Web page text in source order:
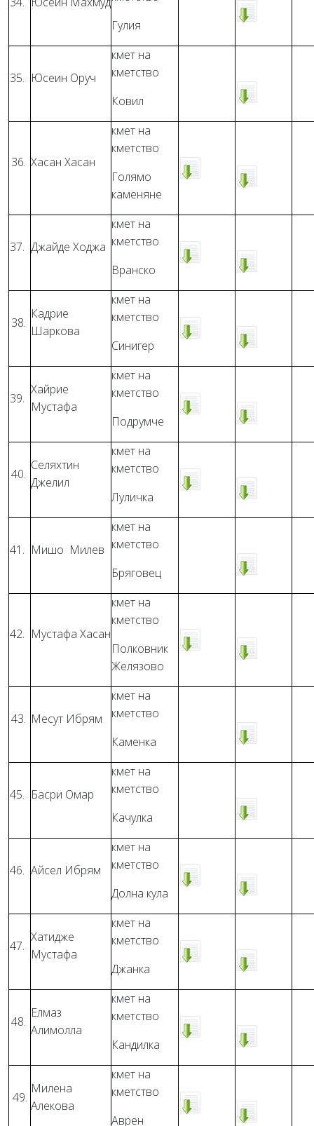
Гулия
35. Юсеин Оруч
кмет на
кметство
Ковил
36. Хасан Хасан
кмет на
кметство
Голямо
каменяне
37. Джайде Ходжа
кмет на
кметство
Вранско
38.
Кадрие
Шаркова
кмет на
кметство
Синигер
39.
Хайрие
Мустафа
кмет на
кметство
Подрумче
40.
Селяхтин
Джелил
кмет на
кметство
Луличка
41. Мишо Милев
кмет на
кметство
Бряговец
42. Мустафа Хасан
кмет на
кметство
Полковник
Желязово
43. Месут Ибрям
кмет на
кметство
Каменка
45. Басри Омар
кмет на
кметство
Качулка
46. Айсел Ибрям
кмет на
кметство
Долна кула
47.
Хатидже
Мустафа
кмет на
кметство
Джанка
48.
Елмаз
Алимолла
кмет на
кметство
Кандилка
49.
Милена
Алекова
кмет на
кметство
Аврен